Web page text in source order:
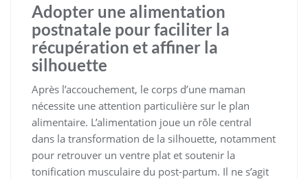
Adopter une alimentation
postnatale pour faciliter la
récupération et affiner la
silhouette
Après l’accouchement, le corps d’une maman
nécessite une attention particulière sur le plan
alimentaire. L’alimentation joue un rôle central
dans la transformation de la silhouette, notamment
pour retrouver un ventre plat et soutenir la
tonification musculaire du post-partum. Il ne s’agit